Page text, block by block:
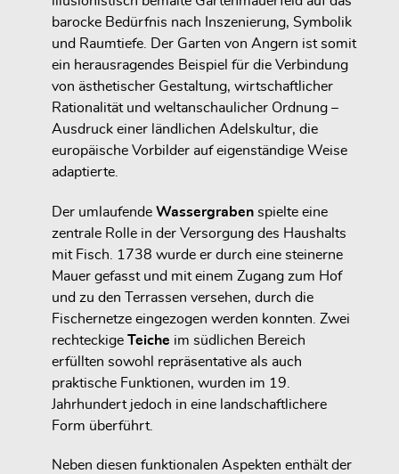
barocke Bedürfnis nach Inszenierung, Symbolik
und Raumtiefe. Der Garten von Angern ist somit
ein herausragendes Beispiel für die Verbindung
von ästhetischer Gestaltung, wirtschaftlicher
Rationalität und weltanschaulicher Ordnung –
Ausdruck einer ländlichen Adelskultur, die
europäische Vorbilder auf eigenständige Weise
adaptierte.
Der umlaufende Wassergraben spielte eine
zentrale Rolle in der Versorgung des Haushalts
mit Fisch. 1738 wurde er durch eine steinerne
Mauer gefasst und mit einem Zugang zum Hof
und zu den Terrassen versehen, durch die
Fischernetze eingezogen werden konnten. Zwei
rechteckige Teiche im südlichen Bereich
erfüllten sowohl repräsentative als auch
praktische Funktionen, wurden im 19.
Jahrhundert jedoch in eine landschaftlichere
Form überführt.
Neben diesen funktionalen Aspekten enthält der